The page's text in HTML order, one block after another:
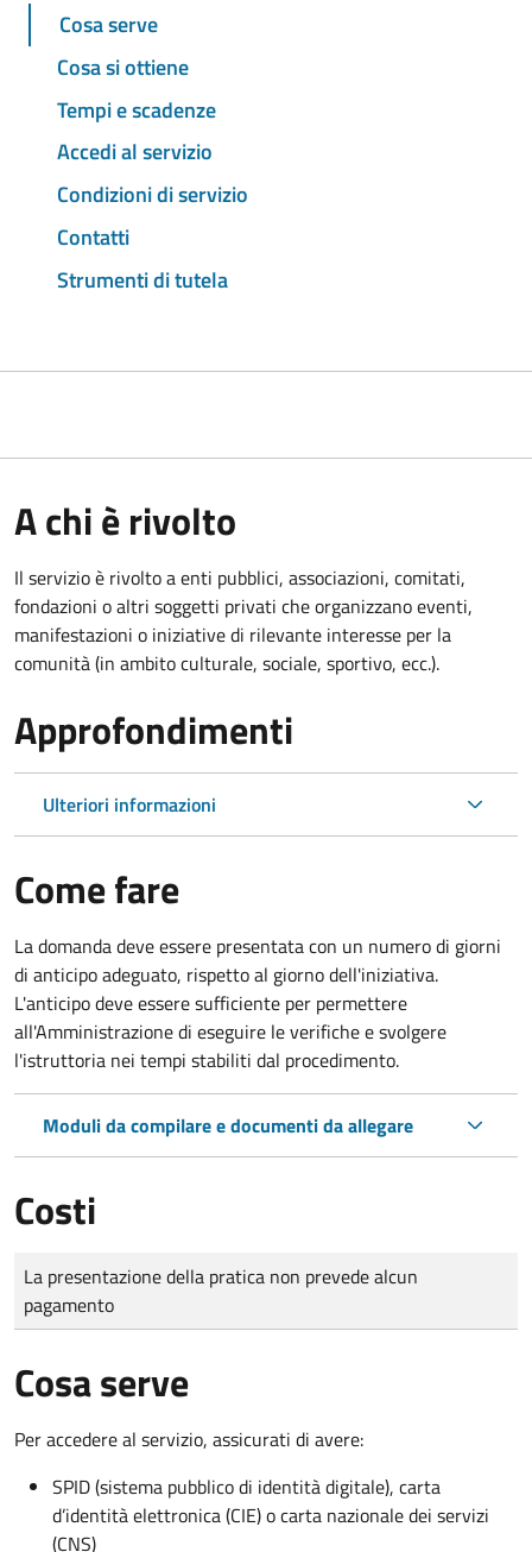
Cosa serve
Cosa si ottiene
Tempi e scadenze
Accedi al servizio
Condizioni di servizio
Contatti
Strumenti di tutela
A chi è rivolto
Il servizio è rivolto a enti pubblici, associazioni, comitati,
fondazioni o altri soggetti privati che organizzano eventi,
manifestazioni o iniziative di rilevante interesse per la
comunità (in ambito culturale, sociale, sportivo, ecc.).
Approfondimenti
Ulteriori informazioni
Come fare
La domanda deve essere presentatacon un numero di giorni
di anticipo adeguato, rispetto al giorno dell'iniziativa.
L'anticipo deve essere sufficiente per permettere
all'Amministrazione di eseguire le verifiche e svolgere
l'istruttoria nei tempi stabiliti dal procedimento.
Moduli da compilare e documenti da allegare
Costi
Tipo di pagamento
Importo
La presentazione della pratica non prevede alcun
pagamento
Cosa serve
Per accedere al servizio, assicurati di avere:
SPID (sistema pubblico di identità digitale), carta
d’identità elettronica (CIE) o carta nazionale dei servizi
(CNS)